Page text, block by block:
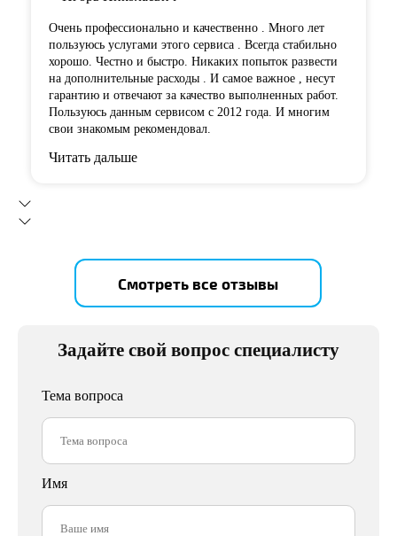
Очень профессионально и качественно . Много лет
пользуюсь услугами этого сервиса . Всегда стабильно
хорошо. Честно и быстро. Никаких попыток развести
на дополнительные расходы . И самое важное , несут
гарантию и отвечают за качество выполненных работ.
Пользуюсь данным сервисом с 2012 года. И многим
свои знакомым рекомендовал.
Читать дальше
Смотреть все отзывы
Задайте свой вопрос специалисту
Тема вопроса
Имя